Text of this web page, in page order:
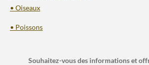
• Oiseaux
• Poissons
Souhaitez-vous des informations et